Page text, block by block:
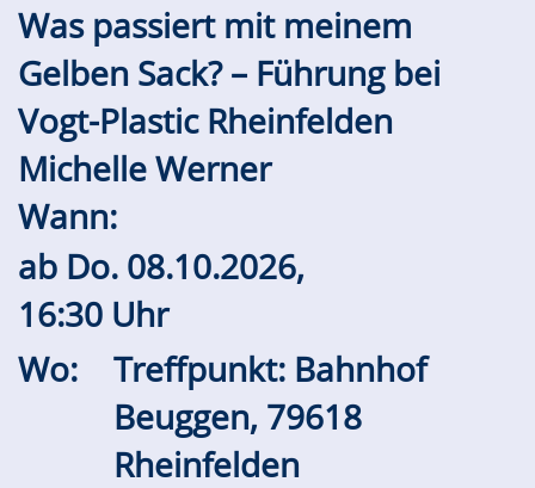
Was passiert mit meinem
Gelben Sack? – Führung bei
Vogt-Plastic Rheinfelden
Michelle Werner
Wann:
ab Do. 08.10.2026,
16:30 Uhr
Wo:
Treffpunkt: Bahnhof
Beuggen, 79618
Rheinfelden